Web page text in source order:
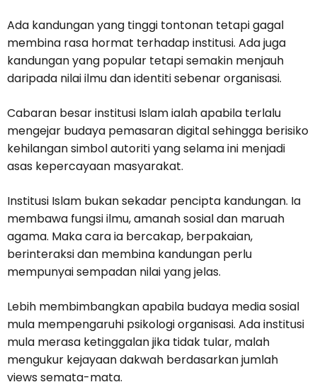
Ada kandungan yang tinggi tontonan tetapi gagal
membina rasa hormat terhadap institusi. Ada juga
kandungan yang popular tetapi semakin menjauh
daripada nilai ilmu dan identiti sebenar organisasi.
Cabaran besar institusi Islam ialah apabila terlalu
mengejar budaya pemasaran digital sehingga berisiko
kehilangan simbol autoriti yang selama ini menjadi
asas kepercayaan masyarakat.
Institusi Islam bukan sekadar pencipta kandungan. Ia
membawa fungsi ilmu, amanah sosial dan maruah
agama. Maka cara ia bercakap, berpakaian,
berinteraksi dan membina kandungan perlu
mempunyai sempadan nilai yang jelas.
Lebih membimbangkan apabila budaya media sosial
mula mempengaruhi psikologi organisasi. Ada institusi
mula merasa ketinggalan jika tidak tular, malah
mengukur kejayaan dakwah berdasarkan jumlah
views semata-mata.